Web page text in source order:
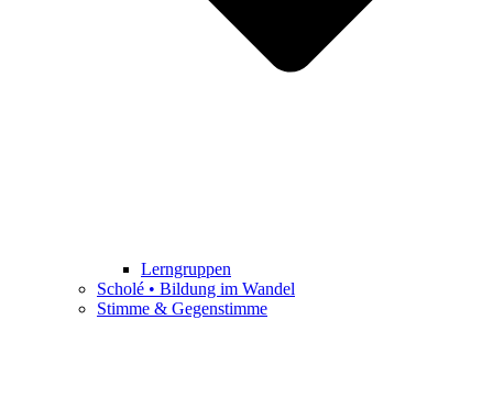
Lerngruppen
Scholé • Bildung im Wandel
Stimme & Gegenstimme